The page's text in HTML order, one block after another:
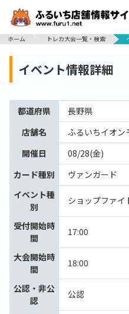
ホーム
トレカ大会一覧・検索
イベント情報詳細
都道府県
長野県
店舗名
ふるいちイオン
開催日
08/28(金)
カード種別
ヴァンガード
イベント種
別
ショップファイ
受付開始時
間
17:00
大会開始時
間
18:00
公認・非公
認
公認